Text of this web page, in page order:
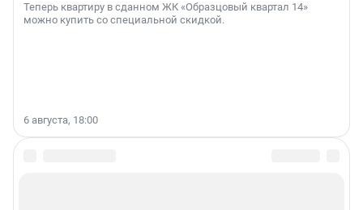
Теперь квартиру в сданном ЖК «Образцовый квартал 14»
можно купить со специальной скидкой.
6 августа, 18:00